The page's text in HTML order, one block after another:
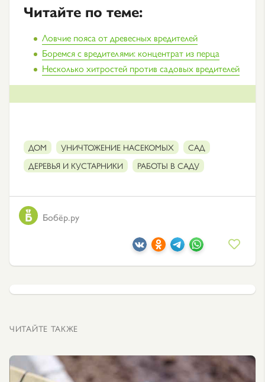
Читайте по теме:
Ловчие пояса от древесных вредителей
Боремся с вредителями: концентрат из перца
Несколько хитростей против садовых вредителей
ДОМ УНИЧТОЖЕНИЕ НАСЕКОМЫХ
САД
ДЕРЕВЬЯ И КУСТАРНИКИ
РАБОТЫ В САДУ
Бобёр.ру
ЧИТАЙТЕ ТАКЖЕ